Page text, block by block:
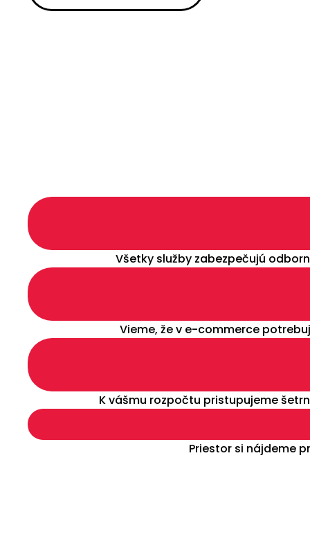
Všetky služby zabezpečujú
Vieme, že v e-commerce
K vášmu rozpočtu pristupujeme
Priestor si nájdeme